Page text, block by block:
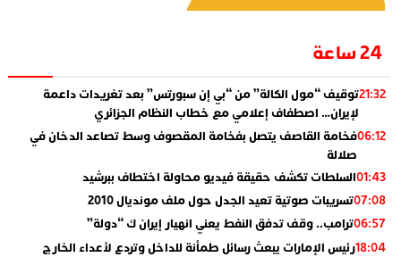
24 ساعة
21:32توقيف “مول الكالة” من “بي إن سبورتس” بعد تغريدات داعمة
لإيران… اصطفاف إعلامي مع خطاب النظام الجزائري
06:12فخامة القاصف يتصل بفخامة المقصوف وسط تصاعد الدخان في
صلالة
01:43السلطات تكشف حقيقة فيديو محاولة اختطاف ببرشيد
07:08تسريبات صوتية تعيد الجدل حول ملف مونديال 2010
06:57ترامب.. وقف تدفق النفط يعني انهيار إيران ك “دولة”
18:04رئيس الإمارات يبعث رسائل طمأنة للداخل وتردع لأعداء الخارج